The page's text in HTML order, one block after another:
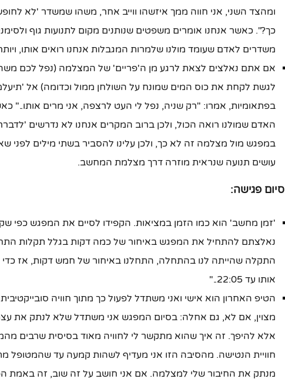
ומהצד השני, אני חווה ממך איזשהו ווייב אחר, משהו שמשדר 'לא
כך?". כאשר אנחנו אומרים משפטים שנותנים מקום לתנועות גוף
משדרים לאדם שעומד מולנו שלמרות המגבלות אנחנו רואים אותו,
אם אתם נאלצים לצאת לרגע מן ה'פריים' של המצלמה (נפל לכם
לגשת לקחת את כוס המים שמונח על השולחן ממול וכדומה) אל
בפתאומיות, אמרו: "רק שניה, נפל לי העט לרצפה, אני מרים אותו.."
האדם שמולנו רואה הכול, ולכן ברוב המקרים אנחנו לא נדרשים
במפגש מול מצלמה זה לא כך, ולכן עלינו להסביר בשתי מילים לפני
עושים תנועה שנראית מוזרה דרך מצלמת המחשב.
סיום פגישה:
'זמן מחשב' הוא כמו הזמן במציאות. הקפידו לסיים את המפגש כפי
נאלצתם להתחיל את המפגש באיחור של כמה דקות בגלל תקלות
התקלה שהייתה לנו בהתחלה, התחלנו באיחור של חמש דקות, אז כדי
אותו עד 22:05.."
הטיפ האחרון הוא אישי ואני משתדל לפעול כך מתוך חוויה
מצוין, אם לא, גם אחלה: בסיום המפגש אני משתדל שלא לנתק את
אלא להיפך. זה איך שהוא מתקשר לי לחוויה מאוד בסיסית שרבים
חוויית הנטישה. מהסיבה הזו אני מעדיף לשהות קמעה עד שהמטופל
מנתק את החיבור שלי למצלמה. אם אני חושב על זה שוב, זה באמת